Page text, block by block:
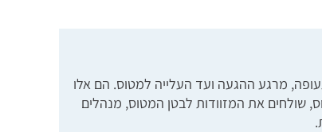
מרגע ההגעה ועד העלייה למטוס. הם אלו
שולחים את המזוודות לבטן המטוס, מנהלים